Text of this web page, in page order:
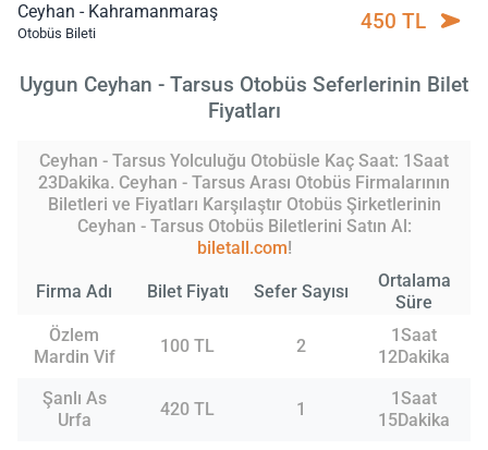
Ceyhan - Kahramanmaraş
Otobüs Bileti 450 TL
Uygun Ceyhan - Tarsus Otobüs Seferlerinin Bilet
Fiyatları
Ceyhan - Tarsus Yolculuğu Otobüsle Kaç Saat: 1Saat
23Dakika. Ceyhan - Tarsus Arası Otobüs Firmalarının
Biletleri ve Fiyatları Karşılaştır Otobüs Şirketlerinin
Ceyhan - Tarsus Otobüs Biletlerini Satın Al:
biletall.com!
Firma Adı Bilet Fiyatı Sefer Sayısı
Ortalama
Süre
Özlem
Mardin Vif
100 TL 2
1Saat
12Dakika
Şanlı As
Urfa
420 TL 1
1Saat
15Dakika